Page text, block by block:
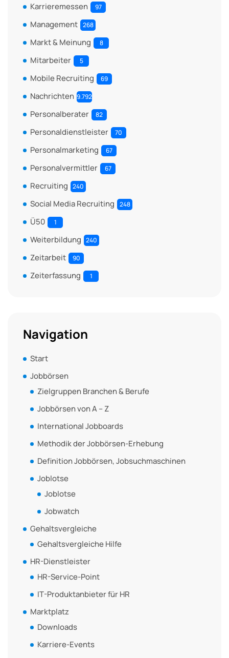
Karrieremessen 97
Management 268
Markt & Meinung 8
Mitarbeiter 5
Mobile Recruiting 69
Nachrichten 9.792
Personalberater 82
Personaldienstleister 70
Personalmarketing 67
Personalvermittler 67
Recruiting 240
Social Media Recruiting 248
Ü50 1
Weiterbildung 240
Zeitarbeit 90
Zeiterfassung 1
Navigation
Start
Jobbörsen
Zielgruppen Branchen & Berufe
Jobbörsen von A – Z
International Jobboards
Methodik der Jobbörsen-Erhebung
Definition Jobbörsen, Jobsuchmaschinen
Joblotse
Joblotse
Jobwatch
Gehaltsvergleiche
Gehaltsvergleiche Hilfe
HR-Dienstleister
HR-Service-Point
IT-Produktanbieter für HR
Marktplatz
Downloads
Karriere-Events